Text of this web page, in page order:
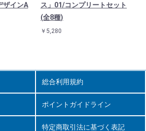
ザインA
ス」01/コンプリートセット
(全8種)
￥5,280
総合利用規約
ポイントガイドライン
特定商取引法に基づく表記